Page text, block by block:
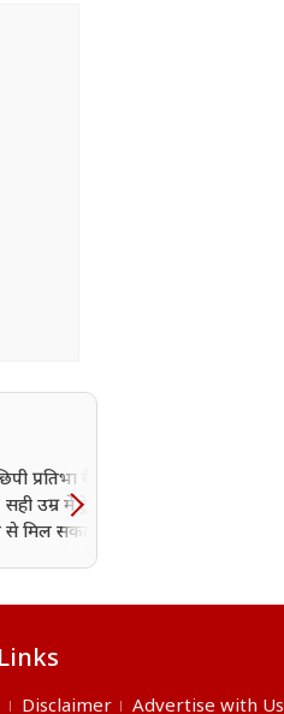
प्रतिभा कैसे
उम्र में ट्रेनिंग और
से मिल सकती है नई
Disclaimer Advertise with Us